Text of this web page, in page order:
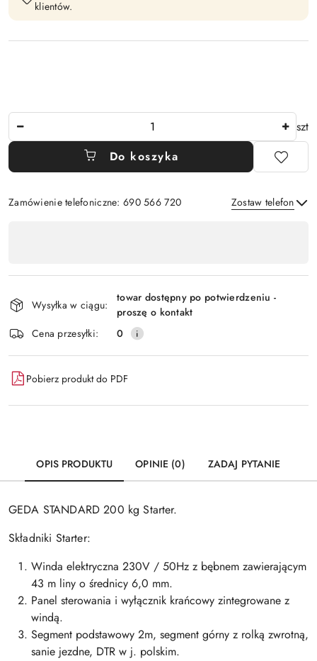
klientów.
szt
Do koszyka
Zamówienie telefoniczne: 690 566 720 Zostaw telefon
płatność
dostawa
Wysyłka w ciągu:
towar dostępny po potwierdzeniu -
proszę o kontakt
Cena przesyłki:
0
Pobierz produkt do PDF
OPIS PRODUKTU OPINIE (0) ZADAJ PYTANIE
GEDA STANDARD 200 kg Starter.
Składniki Starter:
Winda elektryczna 230V / 50Hz z bębnem zawierającym
43 m liny o średnicy 6,0 mm.
Panel sterowania i wyłącznik krańcowy zintegrowane z
windą.
Segment podstawowy 2m, segment górny z rolką zwrotną,
sanie jezdne, DTR w j. polskim.